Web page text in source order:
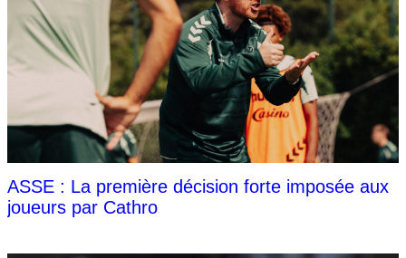
ASSE : La première décision forte imposée aux
joueurs par Cathro